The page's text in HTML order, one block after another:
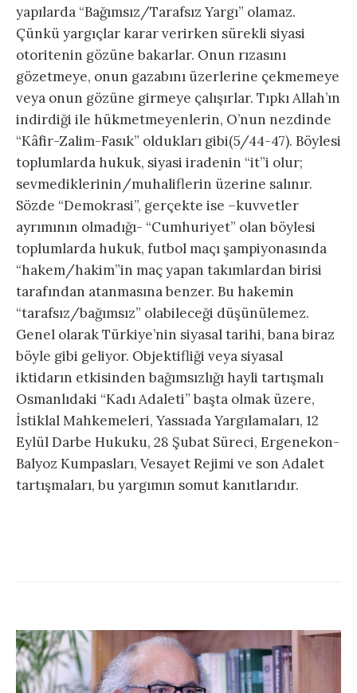
yapılarda “Bağımsız/Tarafsız Yargı” olamaz.
Çünkü yargıçlar karar verirken sürekli siyasi
otoritenin gözüne bakarlar. Onun rızasını
gözetmeye, onun gazabını üzerlerine çekmemeye
veya onun gözüne girmeye çalışırlar. Tıpkı Allah’ın
indirdiği ile hükmetmeyenlerin, O’nun nezdinde
“Kâfir-Zalim-Fasık” oldukları gibi(5/44-47). Böylesi
toplumlarda hukuk, siyasi iradenin “it”i olur;
sevmediklerinin/muhaliflerin üzerine salınır.
Sözde “Demokrasi”, gerçekte ise –kuvvetler
ayrımının olmadığı- “Cumhuriyet” olan böylesi
toplumlarda hukuk, futbol maçı şampiyonasında
“hakem/hakim”in maç yapan takımlardan birisi
tarafından atanmasına benzer. Bu hakemin
“tarafsız/bağımsız” olabileceği düşünülemez.
Genel olarak Türkiye’nin siyasal tarihi, bana biraz
böyle gibi geliyor. Objektifliği veya siyasal
iktidarın etkisinden bağımsızlığı hayli tartışmalı
Osmanlıdaki “Kadı Adaleti” başta olmak üzere,
İstiklal Mahkemeleri, Yassıada Yargılamaları, 12
Eylül Darbe Hukuku, 28 Şubat Süreci, Ergenekon-
Balyoz Kumpasları, Vesayet Rejimi ve son Adalet
tartışmaları, bu yargımın somut kanıtlarıdır.